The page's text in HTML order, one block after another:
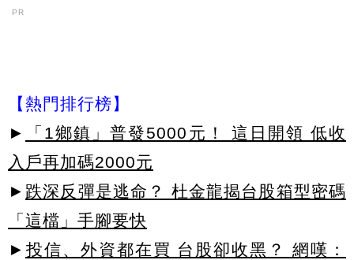
PR
【熱門排行榜】
►
「1鄉鎮」普發5000元！ 這日開領 低收
入戶再加碼2000元
► 跌深反彈是逃命？ 杜金龍揭台股箱型密碼
「這檔」手腳要快
► 投信、外資都在買 台股卻收黑？ 網嘆：